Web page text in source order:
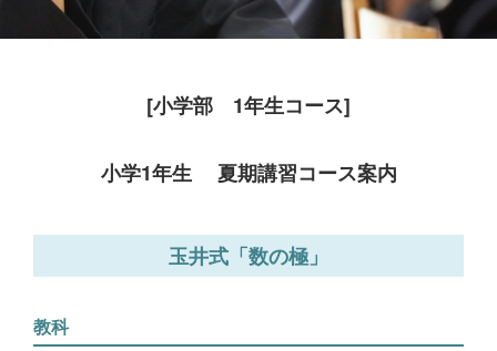
[小学部 1年生コース]
小学1年生 夏期講習コース案内
玉井式「数の極」
教科